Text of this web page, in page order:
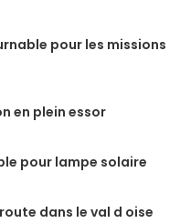
pour les missions
en plein essor
pour lampe solaire
dans le val d oise